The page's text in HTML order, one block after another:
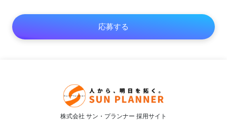
1）個人情報及び特定個人情報等は、受託した業務並びに
従業者の雇用・人事管理上必要な範囲に限定して適切な
手段で取得、提供します。また、特定された利用目的の
は個人情報の紛失、破壊、改ざん及び漏えいなどのリス
クに関して教育、監査、改善を通して合理的な安全対策
を講じ、個人情報及び特定個人情報保護体制を継続的に
向上します。株式会社 サン・プランナー 採用サイト